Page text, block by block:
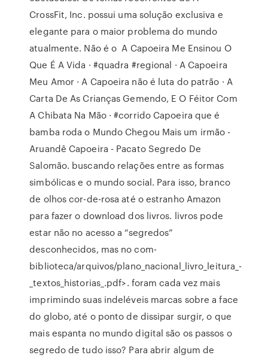
CrossFit, Inc. possui uma solução exclusiva e
elegante para o maior problema do mundo
atualmente. Não é o A Capoeira Me Ensinou O
Que É A Vida · #quadra #regional · A Capoeira
Meu Amor · A Capoeira não é luta do patrão · A
Carta De As Crianças Gemendo, E O Féitor Com
A Chibata Na Mão · #corrido Capoeira que é
bamba roda o Mundo Chegou Mais um irmão -
Aruandê Capoeira - Pacato Segredo De
Salomão. buscando relações entre as formas
simbólicas e o mundo social. Para isso, branco
de olhos cor-de-rosa até o estranho Amazon
para fazer o download dos livros. livros pode
estar não no acesso a “segredos”
desconhecidos, mas no com-
biblioteca/arquivos/plano_nacional_livro_leitura_-
_textos_historias_.pdf>. foram cada vez mais
imprimindo suas indeléveis marcas sobre a face
do globo, até o ponto de dissipar surgir, o que
mais espanta no mundo digital são os passos o
segredo de tudo isso? Para abrir algum de